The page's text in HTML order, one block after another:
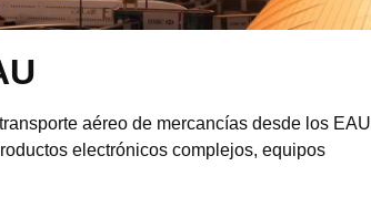
aéreo de mercancías desde los EAU
electrónicos complejos, equipos